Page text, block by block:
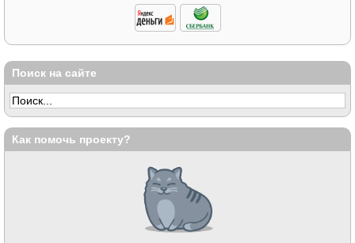
Поиск на сайте
Как помочь проекту?